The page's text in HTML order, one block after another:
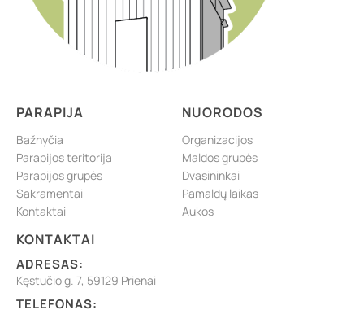
PARAPIJA
Bažnyčia
Parapijos teritorija
Parapijos grupės
Sakramentai
Kontaktai
NUORODOS
Organizacijos
Maldos grupės
Dvasininkai
Pamaldų laikas
Aukos
KONTAKTAI
ADRESAS:
Kęstučio g. 7, 59129 Prienai
TELEFONAS: